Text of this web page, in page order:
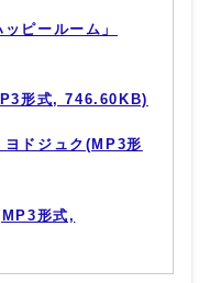
ピールーム」
形式, 746.60KB)
ドジュク(MP3形
形式,